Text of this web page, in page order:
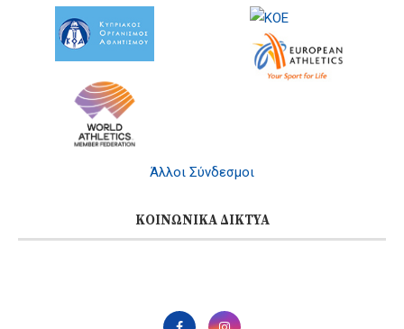
Άλλοι Σύνδεσμοι
ΚΟΙΝΩΝΙΚΆ ΔΊΚΤΥΑ